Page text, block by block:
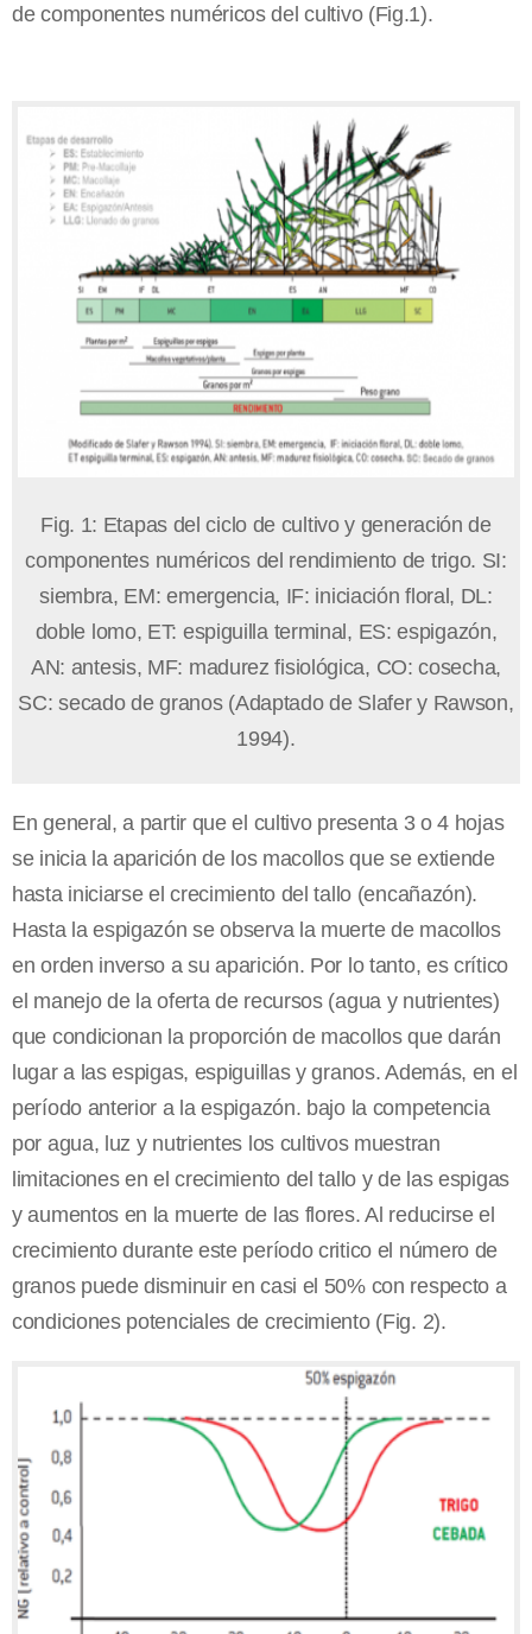
de componentes numéricos del cultivo (Fig.1).
Fig. 1: Etapas del ciclo de cultivo y generación de
componentes numéricos del rendimiento de trigo. SI:
siembra, EM: emergencia, IF: iniciación floral, DL:
doble lomo, ET: espiguilla terminal, ES: espigazón,
AN: antesis, MF: madurez fisiológica, CO: cosecha,
SC: secado de granos (Adaptado de Slafer y Rawson,
1994).
En general, a partir que el cultivo presenta 3 o 4 hojas
se inicia la aparición de los macollos que se extiende
hasta iniciarse el crecimiento del tallo (encañazón).
Hasta la espigazón se observa la muerte de macollos
en orden inverso a su aparición. Por lo tanto, es crítico
el manejo de la oferta de recursos (agua y nutrientes)
que condicionan la proporción de macollos que darán
lugar a las espigas, espiguillas y granos. Además, en el
período anterior a la espigazón. bajo la competencia
por agua, luz y nutrientes los cultivos muestran
limitaciones en el crecimiento del tallo y de las espigas
y aumentos en la muerte de las flores. Al reducirse el
crecimiento durante este período critico el número de
granos puede disminuir en casi el 50% con respecto a
condiciones potenciales de crecimiento (Fig. 2).